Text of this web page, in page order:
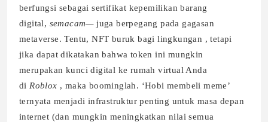
berfungsi sebagai sertifikat kepemilikan barang
digital, semacam—juga berpegang pada gagasan
metaverse. Tentu, NFT buruk bagi lingkungan , tetapi
jika dapat dikatakan bahwa token ini mungkin
merupakan kunci digital ke rumah virtual Anda
di Roblox , maka boominglah. ‘Hobi membeli meme’
ternyata menjadi infrastruktur penting untuk masa depan
internet (dan mungkin meningkatkan nilai semua